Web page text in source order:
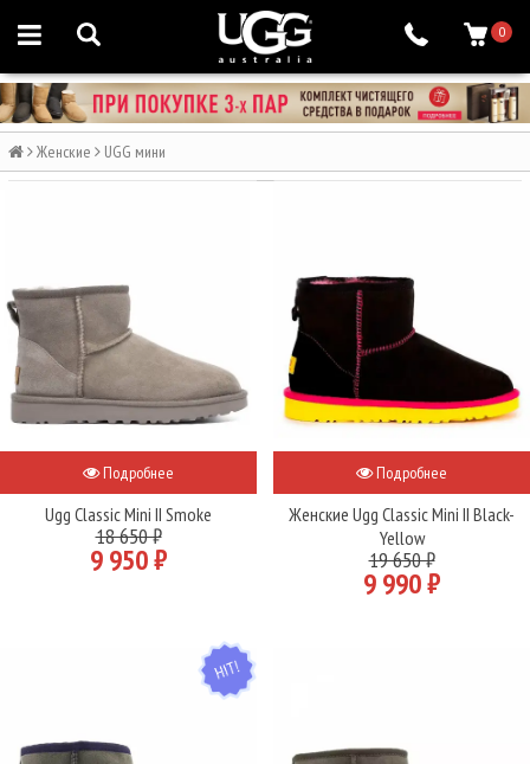
0
Женские UGG мини
Подробнее
Ugg Classic Mini II Smoke
18 650 ₽
9 950 ₽
Подробнее
Женские Ugg Classic Mini II Black-
Yellow
19 650 ₽
9 990 ₽
HIT